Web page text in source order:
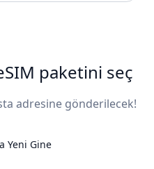
paketini seç
adresine gönderilecek!
Yeni Gine